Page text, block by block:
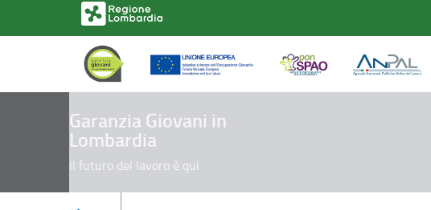
contenuto
per
l'adesione
Garanzia Giovani in
Lombardia
Il futuro del lavoro è qui